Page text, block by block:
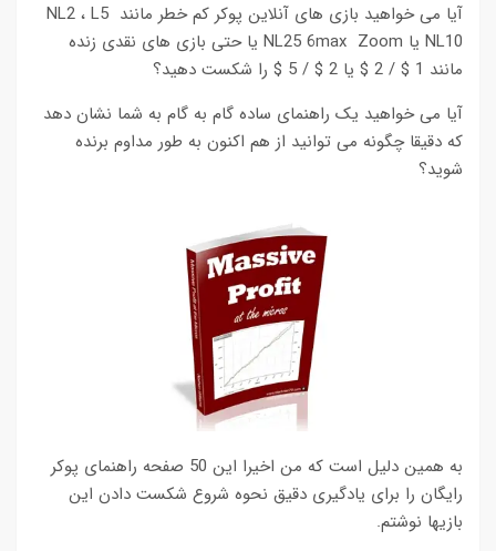
آیا می خواهید بازی های آنلاین پوکر کم خطر مانند NL2 ، L5
NL10 یا NL25 6max Zoom یا حتی بازی های نقدی زنده
مانند 1 $ / 2 $ یا 2 $ / 5 $ را شکست دهید؟
آیا می خواهید یک راهنمای ساده گام به گام به شما نشان دهد
که دقیقا چگونه می توانید از هم اکنون به طور مداوم برنده
شوید؟
به همین دلیل است که من اخیرا این 50 صفحه راهنمای پوکر
رایگان را برای یادگیری دقیق نحوه شروع شکست دادن این
بازیها نوشتم.